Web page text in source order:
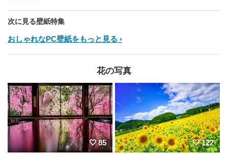
次に見る壁紙特集
おしゃれなPC壁紙をもっと見る
花の写真
85 122